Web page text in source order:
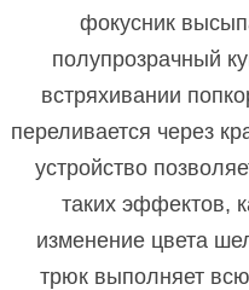
фокусник
полупрозрачный
встряхивании
переливается через
устройство
таких эффектов,
изменение цвета
трюк выполняет